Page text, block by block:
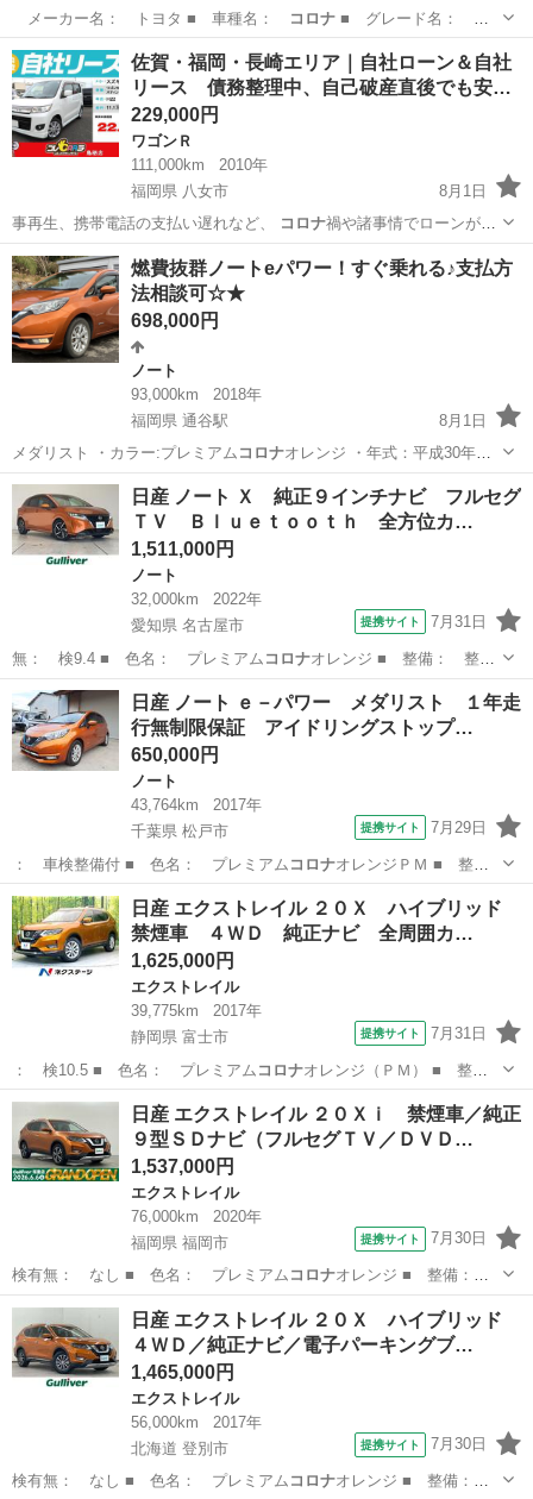
メーカー名： トヨタ ■ 車種名： コロナ■ グレード名： Ｇ
Ｘ ５速マニュア…
埼玉 比企郡 その他
佐賀・福岡・長崎エリア｜自社ローン＆自社
リース 債務整理中、自己破産直後でも安…
229,000円
ワゴンＲ
111,000km
2010年
福岡県 八女市
8月1日
事再生、携帯電話の支払い遅れなど、
コロナ禍や諸事情でローンが組
めなくなった方の…
福岡 八女市 ワゴンＲ ローン
燃費抜群ノートeパワー！すぐ乗れる♪支払方
法相談可☆★
698,000円
ノート
93,000km
2018年
福岡県 通谷駅
8月1日
メダリスト ・カラー:プレミアム コロナオレンジ ・年式：平成30年式
…福岡 中間市 通谷駅 ノート 走行距離
日産 ノート Ｘ 純正９インチナビ フルセグ
ＴＶ Ｂｌｕｅｔｏｏｔｈ 全方位カ…
1,511,000円
ノート
32,000km
2022年
愛知県 名古屋市
提携サイト 7月31日
無： 検9.4 ■ 色名： プレミアム コロナオレンジ ■ 整備： 整備
付 ■ 保証…
愛知 名古屋市 ノート
日産 ノート ｅ－パワー メダリスト １年走
行無制限保証 アイドリングストップ…
650,000円
ノート
43,764km
2017年
千葉県 松戸市
提携サイト 7月29日
： 車検整備付 ■ 色名： プレミアム コロナオレンジＰＭ ■ 整
備： 整備付 ■ …
千葉 松戸市 ノート
日産 エクストレイル ２０Ｘ ハイブリッド
禁煙車 ４ＷＤ 純正ナビ 全周囲カ…
1,625,000円
エクストレイル
39,775km
2017年
静岡県 富士市
提携サイト 7月31日
： 検10.5 ■ 色名： プレミアム コロナオレンジ（ＰＭ） ■ 整
備： 整備付 …
静岡 富士市 エクストレイル
日産 エクストレイル ２０Ｘｉ 禁煙車／純正
９型ＳＤナビ（フルセグＴＶ／ＤＶＤ…
1,537,000円
エクストレイル
76,000km
2020年
福岡県 福岡市
提携サイト 7月30日
検有無： なし ■ 色名： プレミアム コロナオレンジ ■ 整備：
整備付 ■ 保証…
福岡 福岡市 エクストレイル
日産 エクストレイル ２０Ｘ ハイブリッド
４ＷＤ／純正ナビ／電子パーキングブ…
1,465,000円
エクストレイル
56,000km
2017年
北海道 登別市
提携サイト 7月30日
検有無： なし ■ 色名： プレミアム コロナオレンジ ■ 整備：